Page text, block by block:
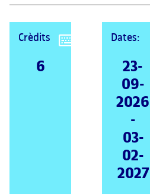
Crèdits
6
Dates:
23-
09-
2026
-
03-
02-
2027